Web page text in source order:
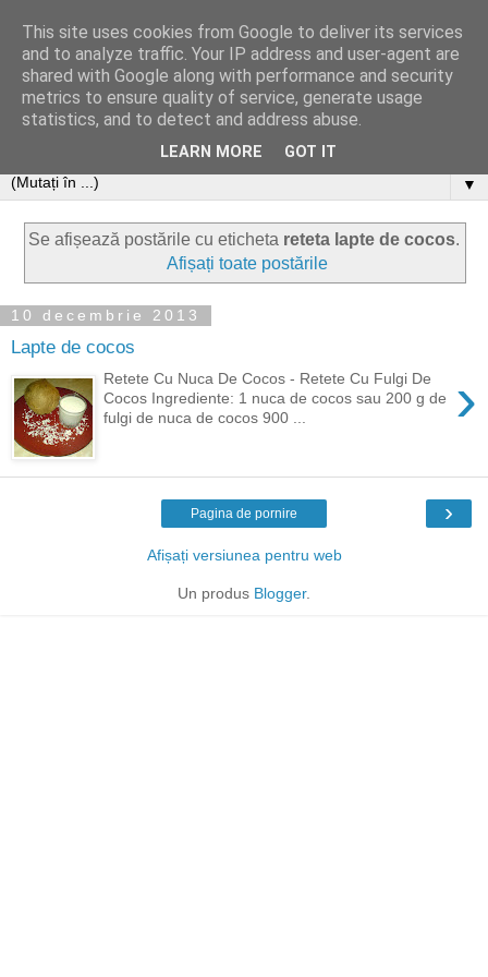
▼
Se afișează postările cu eticheta reteta lapte de cocos.
Afișați toate postările
10 decembrie 2013
Lapte de cocos
›
Retete Cu Nuca De Cocos - Retete Cu Fulgi De
Cocos Ingrediente: 1 nuca de cocos sau 200 g de
fulgi de nuca de cocos 900 ...
›
Pagina de pornire
Afișați versiunea pentru web
Un produs Blogger.
This site uses cookies from Google to deliver its services
and to analyze traffic. Your IP address and user-agent are
shared with Google along with performance and security
metrics to ensure quality of service, generate usage
statistics, and to detect and address abuse.
LEARN MORE GOT IT